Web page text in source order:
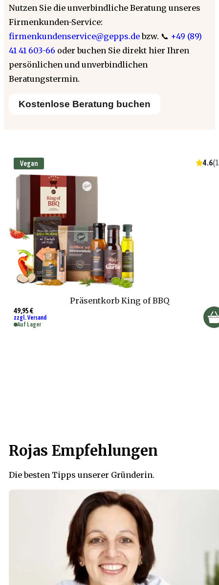
Nutzen Sie die unverbindliche Beratung unseres
Firmenkunden-Service:
firmenkundenservice@gepps.debzw. 📞 +49 (89)
41 41 603-66 oder buchen Sie direkt hier Ihren
persönlichen und unverbindlichen
Beratungstermin.
Kostenlose Beratung buchen
Vegan 4.6(
Präsentkorb King of BBQ
49,95 €
zzgl. Versand
Auf Lager
Rojas Empfehlungen
Die besten Tipps unserer Gründerin.